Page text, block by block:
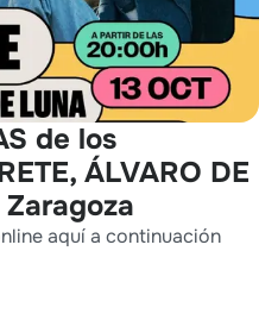
de los
ÁLVARO DE
aquí a continuación